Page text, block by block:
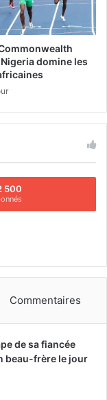
domine les
500
Commentaires
de sa fiancée
beau-frère le jour